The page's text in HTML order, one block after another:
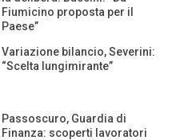
Fiumicino proposta per il
Paese”
Variazione bilancio, Severini:
“Scelta lungimirante”
Passoscuro, Guardia di
Finanza: scoperti lavoratori